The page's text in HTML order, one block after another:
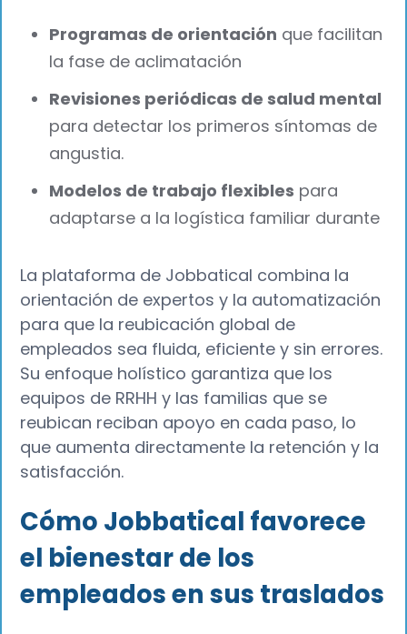
Programas de orientación que facilitan
la fase de aclimatación
Revisiones periódicas de salud mental
para detectar los primeros síntomas de
angustia.
Modelos de trabajo flexibles para
adaptarse a la logística familiar durante
La plataforma de Jobbatical combina la
orientación de expertos y la automatización
para que la reubicación global de
empleados sea fluida, eficiente y sin errores.
Su enfoque holístico garantiza que los
equipos de RRHH y las familias que se
reubican reciban apoyo en cada paso, lo
que aumenta directamente la retención y la
satisfacción.
Cómo Jobbatical favorece
el bienestar de los
empleados en sus traslados